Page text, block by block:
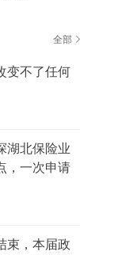
全部
变不了任何
湖北保险业
，一次申请
束，本届政